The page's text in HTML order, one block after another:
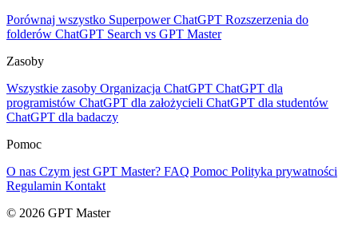
Porównaj wszystko Superpower ChatGPT Rozszerzenia do
folderów ChatGPT Search vs GPT Master
Zasoby
Wszystkie zasoby Organizacja ChatGPT ChatGPT dla
programistów ChatGPT dla założycieli ChatGPT dla studentów
ChatGPT dla badaczy
Pomoc
O nas Czym jest GPT Master? FAQ Pomoc Polityka prywatności
Regulamin Kontakt
© 2026 GPT Master